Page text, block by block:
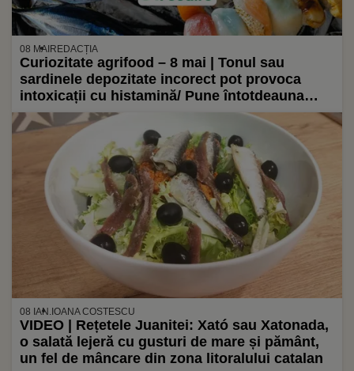
08 MAI REDACȚIA
Curiozitate agrifood – 8 mai | Tonul sau
sardinele depozitate incorect pot provoca
intoxicații cu histamină/ Pune întotdeauna
peștele, când îl cumperi, într-o pungă
izotermică
08 IAN. IOANA COSTESCU
VIDEO | Rețetele Juanitei: Xató sau Xatonada,
o salată lejeră cu gusturi de mare și pământ,
un fel de mâncare din zona litoralului catalan